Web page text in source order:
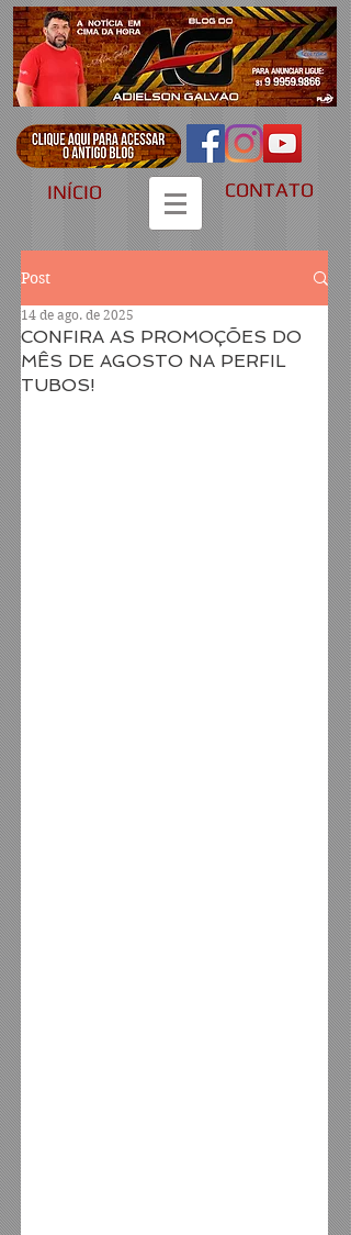
INÍCIO CONTATO
Post
CONFIRA AS PROMOÇÕES DO
MÊS DE AGOSTO NA PERFIL
TUBOS!
14 de ago. de 2025